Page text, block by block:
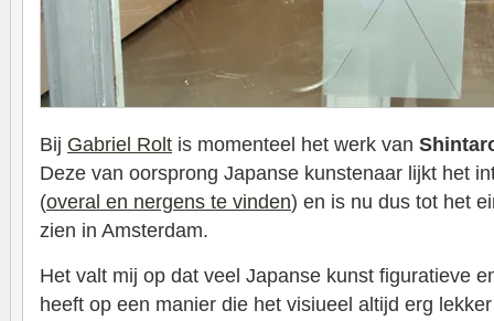
Bij Gabriel Rolt is momenteel het werk van
Deze van oorsprong Japanse kunstenaar lijkt het
(overal en nergens te vinden) en is nu dus tot het
zien in Amsterdam.
Het valt mij op dat veel Japanse kunst figuratieve
heeft op een manier die het visiueel altijd erg